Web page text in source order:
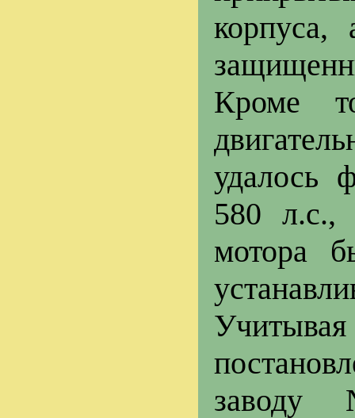
Кроме
удалось
580 л.с.,
мотора
заводу